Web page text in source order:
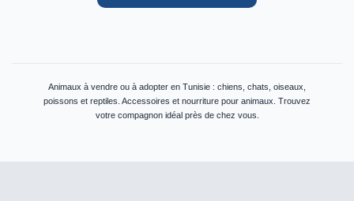
Animaux à vendre ou à adopter en Tunisie : chiens, chats, oiseaux,
poissons et reptiles. Accessoires et nourriture pour animaux. Trouvez
votre compagnon idéal près de chez vous.